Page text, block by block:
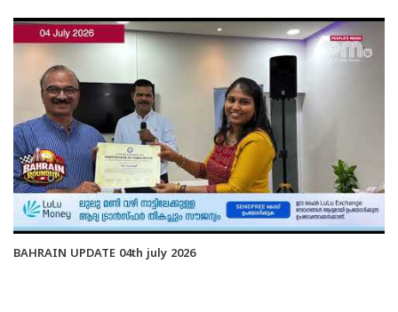
BAHRAIN UPDATE 04th july 2026